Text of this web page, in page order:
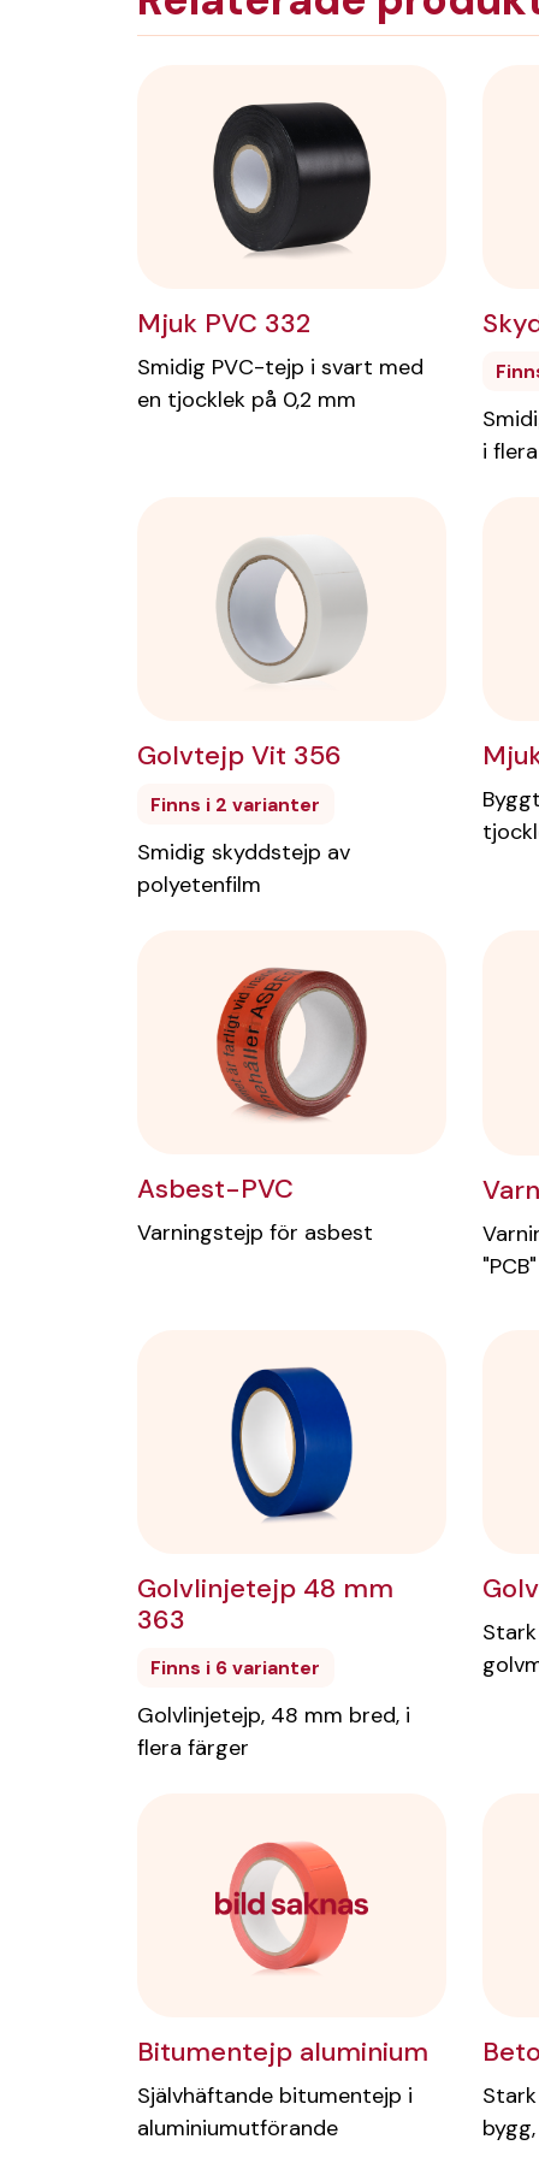
Mjuk PVC 332
Smidig PVC-tejp i svart med
en tjocklek på 0,2 mm
i
Golvtejp Vit 356
Finns i 2 varianter
Smidig skyddstejp av
polyetenfilm
Asbest-PVC
Varningstejp för asbest
"PCB"
Golvlinjetejp 48 mm
363
Finns i 6 varianter
Golvlinjetejp, 48 mm bred, i
flera färger
Bitumentejp aluminium
Självhäftande bitumentejp i
aluminiumutförande